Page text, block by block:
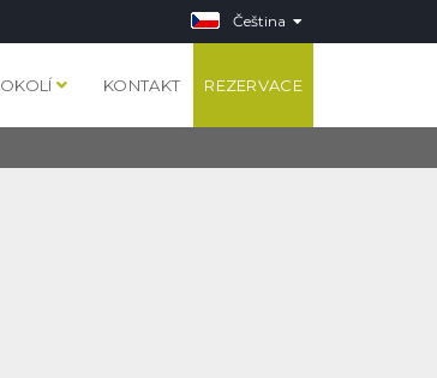
Čeština
OKOLÍ KONTAKT REZERVACE